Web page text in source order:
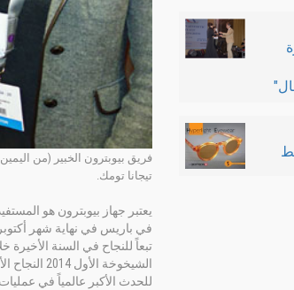
فريق بيوبترون الخبير (من
تيجانا تومك.
في باريس في نهاية شهر أكتوبر.
تبعاً للنجاح في السنة
للحدث الأكبر عالمياً في